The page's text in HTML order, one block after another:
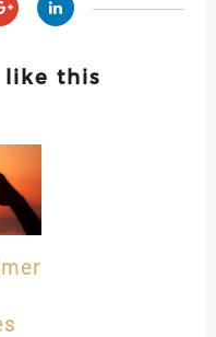
like this